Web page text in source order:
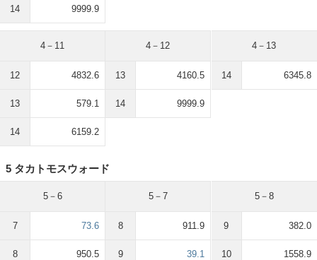
14 9999.9
4－11
12 4832.6
13 579.1
14 6159.2
4－12
13 4160.5
14 9999.9
4－13
14 6345.8
5 タカトモスウォード
5－6
7 73.6
8 950.5
5－7
8 911.9
9 39.1
5－8
9 382.0
10 1558.9